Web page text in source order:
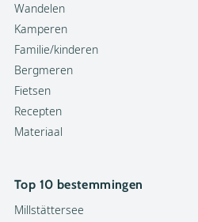
Wandelen
Kamperen
Familie/kinderen
Bergmeren
Fietsen
Recepten
Materiaal
Top 10 bestemmingen
Millstättersee